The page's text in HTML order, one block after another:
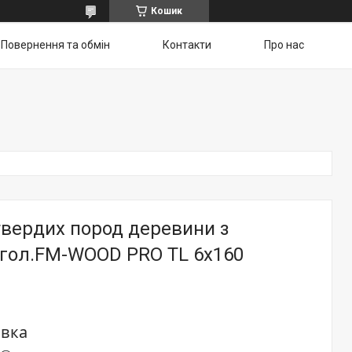
Кошик
Повернення та обмін Контакти Про нас
пород деревини з
WOOD PRO TL 6х160